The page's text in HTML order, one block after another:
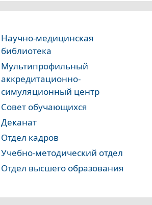
Научно-медицинская
библиотека
Мультипрофильный
аккредитационно-
симуляционный центр
Совет обучающихся
Деканат
Отдел кадров
Учебно-методический отдел
Отдел высшего образования